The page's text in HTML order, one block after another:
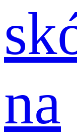
na